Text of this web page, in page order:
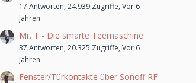
17 Antworten, 24.939 Zugriffe, Vor 6
Jahren
Mr. T - Die smarte Teemaschine
37 Antworten, 20.325 Zugriffe, Vor 6
Jahren
Fenster/Türkontakte über Sonoff RF